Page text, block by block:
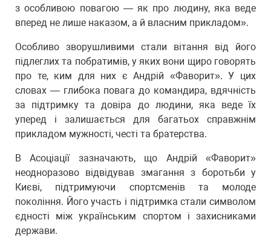
з особливою повагою — як про людину, яка веде
вперед не лише наказом, а й власним прикладом».
Особливо зворушливими стали вітання від його
підлеглих та побратимів, у яких вони щиро говорять
про те, ким для них є Андрій «Фаворит». У цих
словах — глибока повага до командира, вдячність
за підтримку та довіра до людини, яка веде їх
уперед і залишається для багатьох справжнім
прикладом мужності, честі та братерства.
В Асоціації зазначають, що Андрій «Фаворит»
неодноразово відвідував змагання з боротьби у
Києві, підтримуючи спортсменів та молоде
покоління. Його участь і підтримка стали символом
єдності між українським спортом і захисниками
держави.